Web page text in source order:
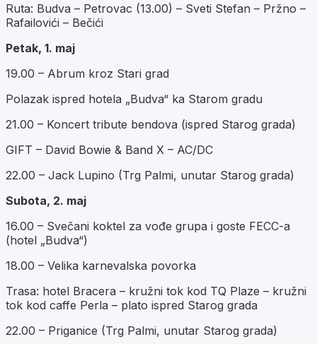
Ruta: Budva – Petrovac (13.00) – Sveti Stefan – Pržno –
Rafailovići – Bečići
Petak, 1. maj
19.00 – Abrum kroz Stari grad
Polazak ispred hotela „Budva“ ka Starom gradu
21.00 – Koncert tribute bendova (ispred Starog grada)
GIFT – David Bowie & Band X – AC/DC
22.00 – Jack Lupino (Trg Palmi, unutar Starog grada)
Subota, 2. maj
16.00 – Svečani koktel za vođe grupa i goste FECC-a
(hotel „Budva“)
18.00 – Velika karnevalska povorka
Trasa: hotel Bracera – kružni tok kod TQ Plaze – kružni
tok kod caffe Perla – plato ispred Starog grada
22.00 – Priganice (Trg Palmi, unutar Starog grada)